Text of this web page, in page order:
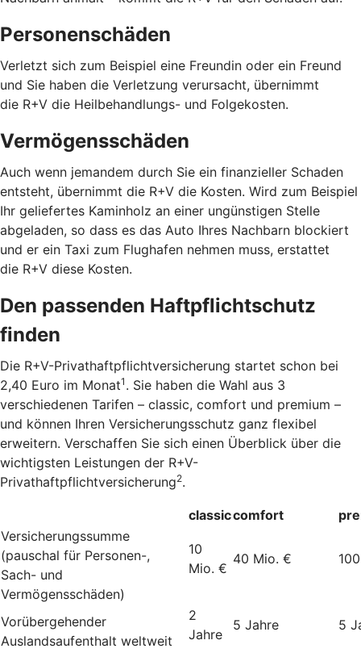
Personenschäden
Verletzt sich zum Beispiel eine Freundin oder ein Freund
und Sie haben die Verletzung verursacht, übernimmt
die R+V die Heilbehandlungs- und Folgekosten.
Vermögensschäden
Auch wenn jemandem durch Sie ein finanzieller Schaden
entsteht, übernimmt die R+V die Kosten. Wird zum Beispiel
Ihr geliefertes Kaminholz an einer ungünstigen Stelle
abgeladen, so dass es das Auto Ihres Nachbarn blockiert
und er ein Taxi zum Flughafen nehmen muss, erstattet
die R+V diese Kosten.
Den passenden Haftpflichtschutz
finden
Die R+V-Privathaftpflichtversicherung startet schon bei
2,40 Euro im Monat1 . Sie haben die Wahl aus 3
verschiedenen Tarifen – classic, comfort und premium –
und können Ihren Versicherungsschutz ganz flexibel
erweitern. Verschaffen Sie sich einen Überblick über die
wichtigsten Leistungen der R+V-
Privathaftpflichtversicherung2.
classiccomfort
Versicherungssumme
(pauschal für Personen-,
Sach- und
Vermögensschäden)
10
Mio. €
40 Mio. €
Vorübergehender
Auslandsaufenthalt weltweit
2
Jahre
5 Jahre 5